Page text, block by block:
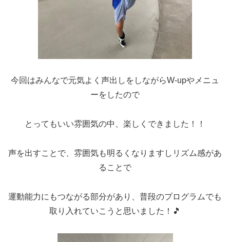
今回はみんなで元気よく声出しをしながらW-upやメニュ
ーをしたので
とってもいい雰囲気の中、楽しくできました！！
声を出すことで、雰囲気も明るくなりますしリズム感があ
ることで
運動能力にもつながる部分があり、普段のプログラムでも
取り入れていこうと思いました！🎵